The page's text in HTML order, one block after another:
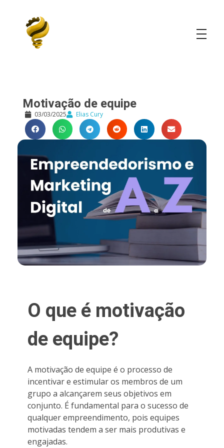
Motivação de equipe
03/03/2025 Elias Cury
O que é motivação
de equipe?
A motivação de equipe é o processo de
incentivar e estimular os membros de um
grupo a alcançarem seus objetivos em
conjunto. É fundamental para o sucesso de
qualquer empreendimento, pois equipes
motivadas tendem a ser mais produtivas e
engajadas.